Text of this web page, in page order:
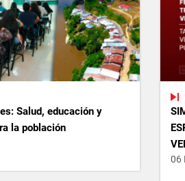
Salud, educación y
la población
06